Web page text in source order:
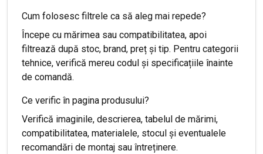
Cum folosesc filtrele ca să aleg mai repede?
Începe cu mărimea sau compatibilitatea, apoi
filtrează după stoc, brand, preț și tip. Pentru categorii
tehnice, verifică mereu codul și specificațiile înainte
de comandă.
Ce verific în pagina produsului?
Verifică imaginile, descrierea, tabelul de mărimi,
compatibilitatea, materialele, stocul și eventualele
recomandări de montaj sau întreținere.